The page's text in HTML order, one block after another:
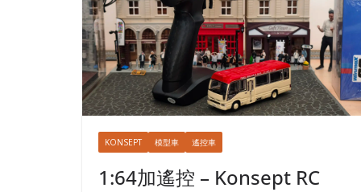
KONSEPT 模型車 遙控車
1:64加遙控 – Konsept RC